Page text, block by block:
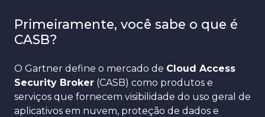
Primeiramente, você sabe o que é
CASB?
O Gartner define o mercado de Cloud Access
Security Broker (CASB) como produtos e
serviços que fornecem visibilidade do uso geral de
aplicativos em nuvem, proteção de dados e